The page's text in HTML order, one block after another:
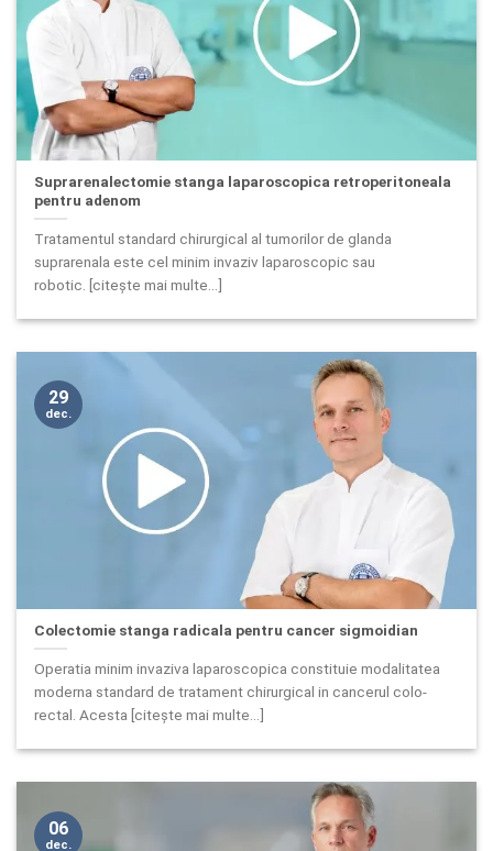
Suprarenalectomie stanga laparoscopica retroperitoneala
pentru adenom
Tratamentul standard chirurgical al tumorilor de glanda
suprarenala este cel minim invaziv laparoscopic sau
robotic. [citește mai multe...]
Colectomie stanga radicala pentru cancer sigmoidian
Operatia minim invaziva laparoscopica constituie modalitatea
moderna standard de tratament chirurgical in cancerul colo-
rectal. Acesta [citește mai multe...]
29
dec.
06
dec.